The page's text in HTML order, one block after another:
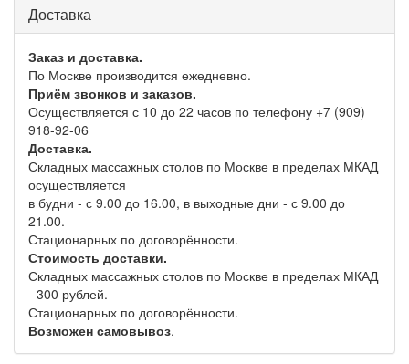
Доставка
Заказ и доставка.
По Москве производится ежедневно.
Приём звонков и заказов.
Осуществляется с 10 до 22 часов по телефону +7 (909)
918-92-06
Доставка.
Складных массажных столов по Москве в пределах МКАД
осуществляется
в будни - с 9.00 до 16.00, в выходные дни - с 9.00 до
21.00.
Стационарных по договорённости.
Стоимость доставки.
Складных массажных столов по Москве в пределах МКАД
- 300 рублей.
Стационарных по договорённости.
Возможен самовывоз.